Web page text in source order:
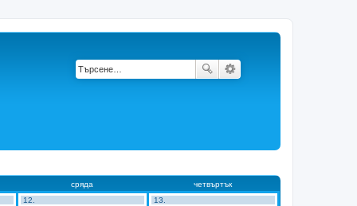
сряда
четвъртък
12. 13.